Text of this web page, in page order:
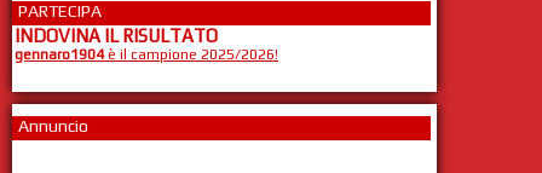
PARTECIPA
INDOVINA IL RISULTATO
gennaro1904è il campione 2025/2026!
Annuncio